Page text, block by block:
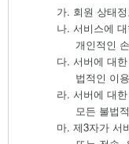
가. 회원 상태
나. 서비스에
개인적인
다. 서버에 대한
법적인 이
라. 서버에 대
모든 불법
마. 제3자가 서